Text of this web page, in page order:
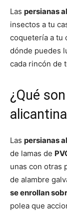
Las persianas
insectos a tu
coquetería a tu
dónde puedes
cada rincón de
¿Qué
Las persianas
de lamas de
unas con otras
de alambre
se enrollan
polea que